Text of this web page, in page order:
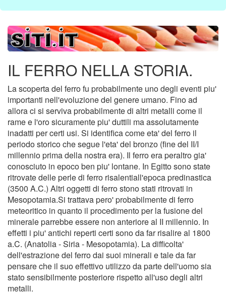
IL FERRO NELLA STORIA.
La scoperta del ferro fu probabilmente uno degli eventi piu'
importanti nell'evoluzione del genere umano. Fino ad
allora ci si serviva probabilmente di altri metalli come il
rame e l'oro sicuramente piu' duttili ma assolutamente
inadatti per certi usi. Si identifica come eta' del ferro il
periodo storico che segue l'eta' del bronzo (fine del II/I
millennio prima della nostra era). Il ferro era peraltro gia'
conosciuto in epoco ben piu' lontane. In Egitto sono state
ritrovate delle perle di ferro risalentiall'epoca predinastica
(3500 A.C.) Altri oggetti di ferro stono stati ritrovati in
Mesopotamia.Si trattava pero' probabilmente di ferro
meteoritico in quanto il procedimento per la fusione del
minerale parrebbe essere non anteriore al II millennio. In
effetti i piu' antichi reperti certi sono da far risalire al 1800
a.C. (Anatolia - Siria - Mesopotamia). La difficolta'
dell'estrazione del ferro dai suoi minerali e tale da far
pensare che il suo effettivo utilizzo da parte dell'uomo sia
stato sensibilmente posteriore rispetto all'uso degli altri
metalli.